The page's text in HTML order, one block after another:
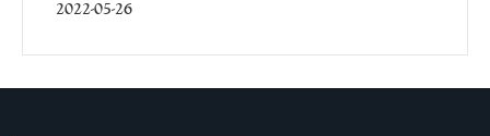
2022-05-26